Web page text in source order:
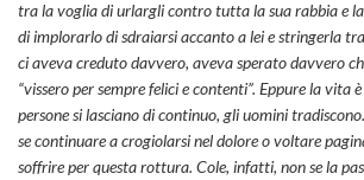
tra la voglia di urlargli contro tutta la sua rabbia e la
di implorarlo di sdraiarsi accanto a lei e stringerla
ci aveva creduto davvero, aveva sperato davvero
“vissero per sempre felici e contenti”. Eppure la vita
persone si lasciano di continuo, gli uomini
se continuare a crogiolarsi nel dolore o voltare
soffrire per questa rottura. Cole, infatti, non se la